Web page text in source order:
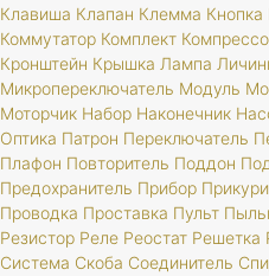
Клавиша Клапан Клемма Кнопка
Коммутатор Комплект
Кронштейн Крышка Лампа
Микропереключатель Модуль
Моторчик Набор Наконечник
Оптика Патрон Переключатель
Плафон Повторитель Поддон
Предохранитель Прибор
Проводка Проставка Пульт
Резистор Реле Реостат Решетка
Система Скоба Соединитель